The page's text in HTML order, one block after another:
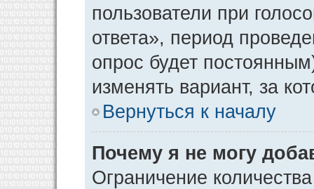
пользователи при
ответа», период
опрос будет
изменять вариант, за
Вернуться к началу
Почему я не могу
Ограничение